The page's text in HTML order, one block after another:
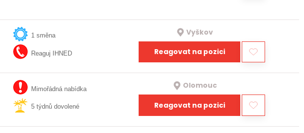
1 směna
Reaguj IHNED
Vyškov
Reagovat na pozici
Mimořádná nabídka
5 týdnů dovolené
Olomouc
Reagovat na pozici